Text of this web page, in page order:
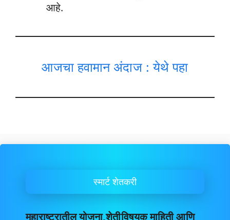
आहे.
आजचा हवामान अंदाज : येथे पहा
स्मार्ट शेतकरी
महाराष्ट्रातील योजना,शेतीविषयक माहिती आणि